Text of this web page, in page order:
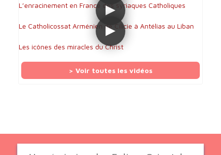
L’enracinement en France des syriaques Catholiques
Le Catholicossat Arménien de Cilicie à Antélias au Liban
Les icônes des miracles du Christ
> Voir toutes les vidéos